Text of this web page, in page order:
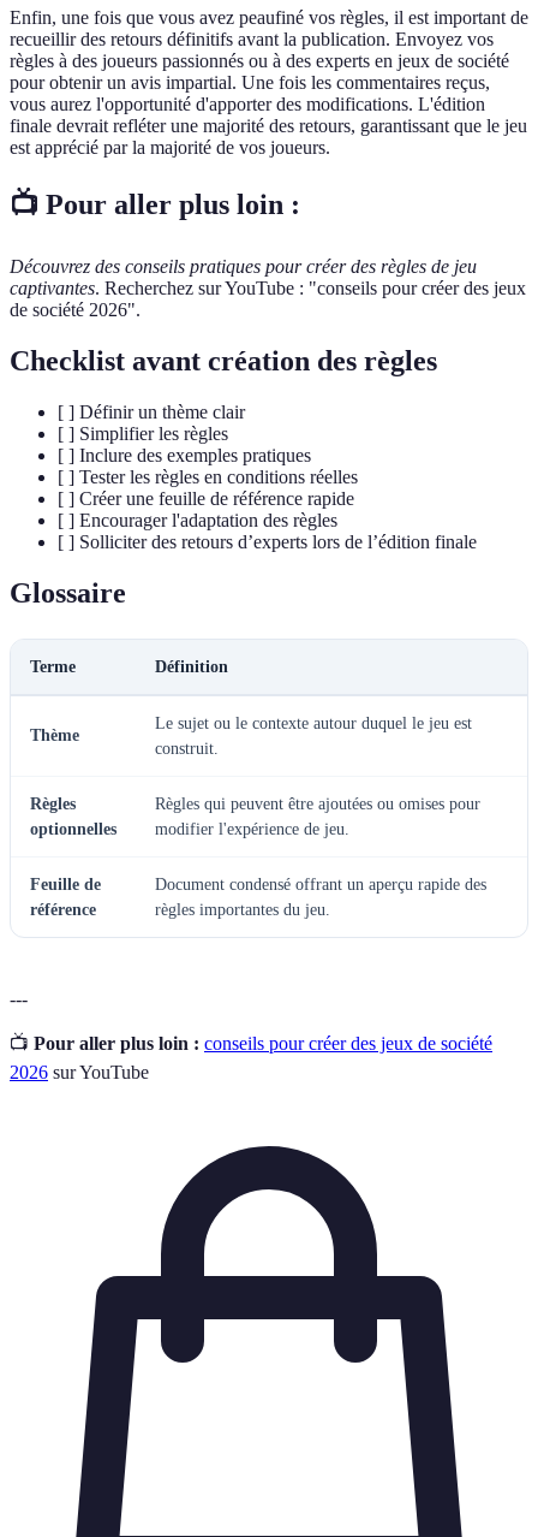
Enfin, une fois que vous avez peaufiné vos règles, il est important de
recueillir des retours définitifs avant la publication. Envoyez vos
règles à des joueurs passionnés ou à des experts en jeux de société
pour obtenir un avis impartial. Une fois les commentaires reçus,
vous aurez l'opportunité d'apporter des modifications. L'édition
finale devrait refléter une majorité des retours, garantissant que le jeu
est apprécié par la majorité de vos joueurs.
📺 Pour aller plus loin :
Découvrez des conseils pratiques pour créer des règles de jeu
captivantes. Recherchez sur YouTube : "conseils pour créer des jeux
de société 2026".
Checklist avant création des règles
[ ] Définir un thème clair
[ ] Simplifier les règles
[ ] Inclure des exemples pratiques
[ ] Tester les règles en conditions réelles
[ ] Créer une feuille de référence rapide
[ ] Encourager l'adaptation des règles
[ ] Solliciter des retours d’experts lors de l’édition finale
Glossaire
Terme Définition
Thème
Le sujet ou le contexte autour duquel le jeu est
construit.
Règles
optionnelles
Règles qui peuvent être ajoutées ou omises pour
modifier l'expérience de jeu.
Feuille de
référence
Document condensé offrant un aperçu rapide des
règles importantes du jeu.
---
📺 Pour aller plus loin : conseils pour créer des jeux de société
2026 sur YouTube